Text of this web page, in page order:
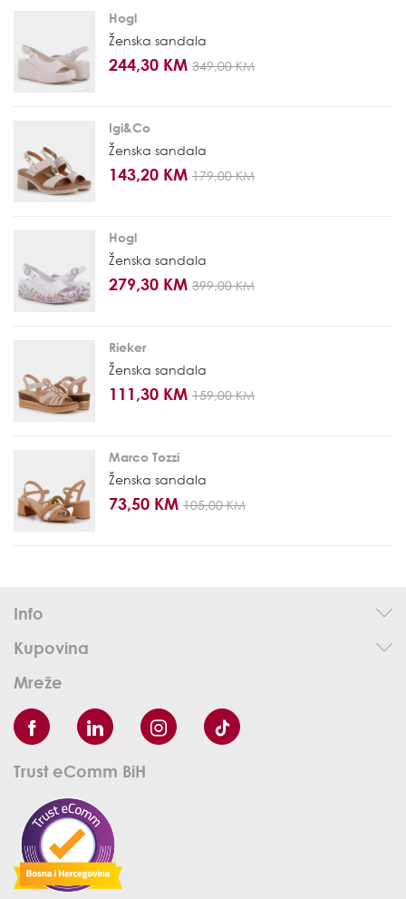
Hogl
Ženska sandala
244,30 KM 349,00 KM
Igi&Co
Ženska sandala
143,20 KM 179,00 KM
Hogl
Ženska sandala
279,30 KM 399,00 KM
Rieker
Ženska sandala
111,30 KM 159,00 KM
Marco Tozzi
Ženska sandala
73,50 KM 105,00 KM
Info
Kupovina
Mreže
Trust eComm BiH